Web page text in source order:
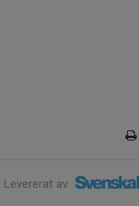
Levererat av